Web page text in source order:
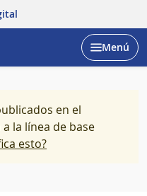
Abrir
Menú
en el
la línea de base
esto?